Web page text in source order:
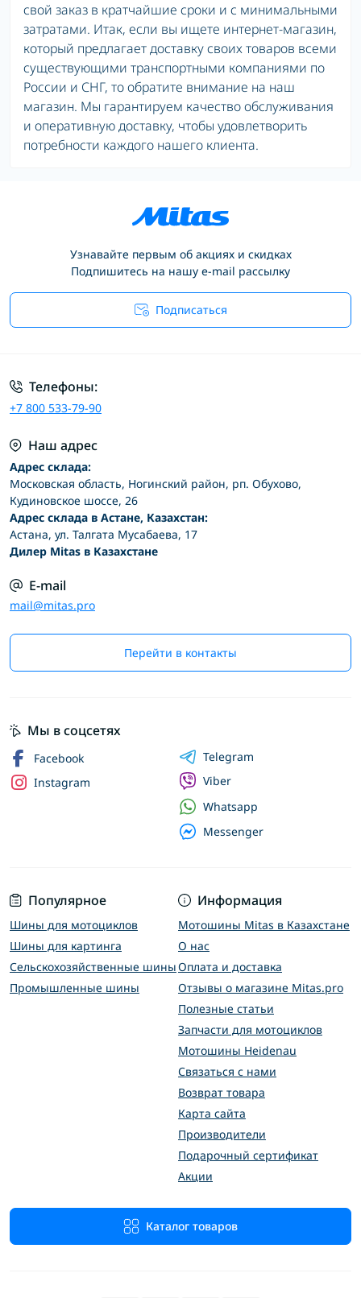
свой заказ в кратчайшие сроки и с минимальными
затратами. Итак, если вы ищете интернет-магазин,
который предлагает доставку своих товаров всеми
существующими транспортными компаниями по
России и СНГ, то обратите внимание на наш
магазин. Мы гарантируем качество обслуживания
и оперативную доставку, чтобы удовлетворить
потребности каждого нашего клиента.
Узнавайте первым об акциях и скидках
Подпишитесь на нашу e-mail рассылку
Подписаться
Телефоны:
+7 800 533-79-90
Наш адрес
Адрес склада:
Московская область, Ногинский район, рп. Обухово,
Кудиновское шоссе, 26
Адрес склада в Астане, Казахстан:
Астана, ул. Талгата Мусабаева, 17
Дилер Mitas в Казахстане
E-mail
mail@mitas.pro
Перейти в контакты
Популярное
Шины для мотоциклов
Шины для картинга
Сельскохозяйственные шины
Промышленные шины
Информация
Мотошины Mitas в Казахстане
О нас
Оплата и доставка
Отзывы о магазине Mitas.pro
Полезные статьи
Запчасти для мотоциклов
Мотошины Heidenau
Связаться с нами
Возврат товара
Карта сайта
Производители
Подарочный сертификат
Акции
Каталог товаров
Мы в соцсетях
Facebook
Instagram
Telegram
Viber
Whatsapp
Messenger